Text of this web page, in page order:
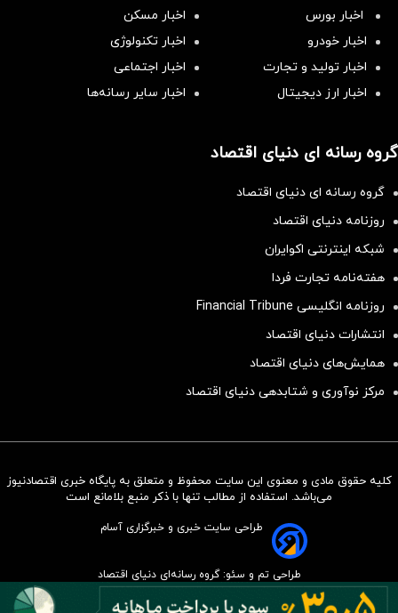
سرمایه‌گذاری همسنگ با شاخص
اخبار بورس
اخبار مسکن
اخبار خودرو
اخبار تکنولوژی
اخبار تولید و تجارت
اخبار اجتماعی
اخبار ارز دیجیتال
اخبار سایر رسانه‌‌ها
گروه رسانه ای دنیای اقتصاد
گروه رسانه ای دنیای اقتصاد
روزنامه دنیای اقتصاد
شبکه اینترنتی اکوایران
هفته‌نامه تجارت فردا
روزنامه انگلیسی Financial Tribune
انتشارات دنیای اقتصاد
همایش‌های دنیای اقتصاد
مرکز نوآوری و شتابدهی دنیای اقتصاد
کلیه حقوق مادی و معنوی این سایت محفوظ و متعلق به پایگاه خبری اقتصادنیوز
می‌باشد. استفاده از مطالب تنها با ذکر منبع بلامانع است
طراحی سایت خبری و خبرگزاری آسام
طراحی تم و سئو: گروه رسانه‌ای دنیای اقتصاد